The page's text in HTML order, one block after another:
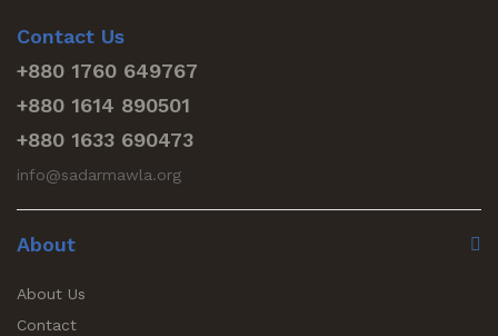
Contact Us
+880 1760 649767
+880 1614 890501
+880 1633 690473
info@sadarmawla.org
About
About Us
Contact